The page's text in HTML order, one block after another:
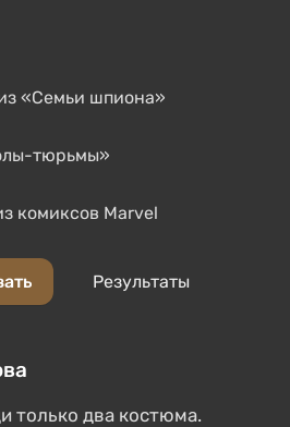
«Семьи шпиона»
тюрьмы»
комиксов Marvel
Результаты
только два костюма.